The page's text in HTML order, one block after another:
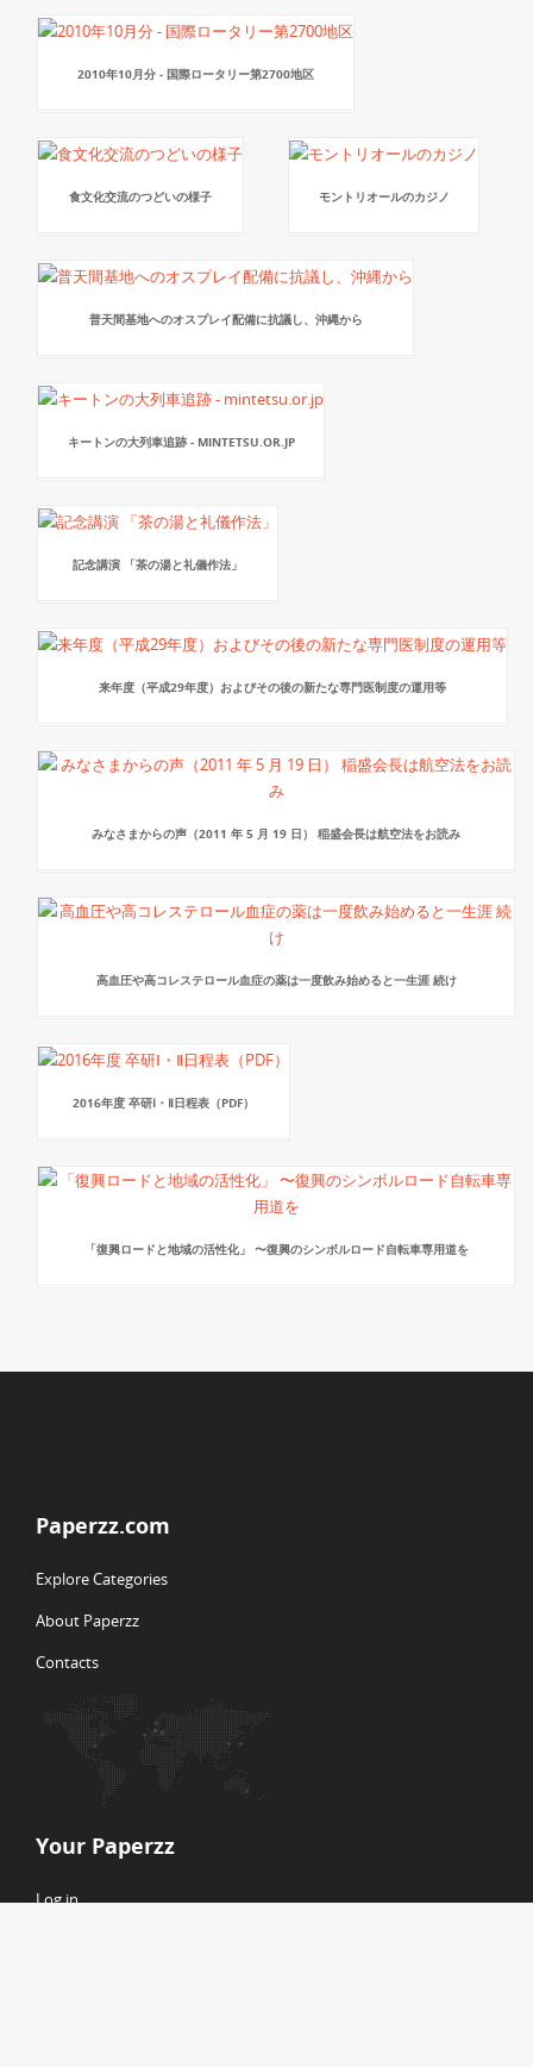
2010年10月分 - 国際ロータリー第2700地区
食文化交流のつどいの様子 モントリオールのカジノ
普天間基地へのオスプレイ配備に抗議し、沖縄から
キートンの大列車追跡 - MINTETSU.OR.JP
記念講演 「茶の湯と礼儀作法」
来年度（平成29年度）およびその後の新たな専門医制度の運用等
みなさまからの声（2011 年 5 月 19 日） 稲盛会長は航空法をお読み
高血圧や高コレステロール血症の薬は一度飲み始めると一生涯 続け
2016年度 卒研Ⅰ・Ⅱ日程表（PDF）
「復興ロードと地域の活性化」 〜復興のシンボルロード自転車専用道を
Paperzz.com
Explore Categories
About Paperzz
Contacts
Your Paperzz
Log in